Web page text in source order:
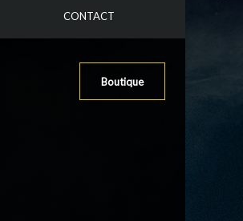
CONTACT
Boutique